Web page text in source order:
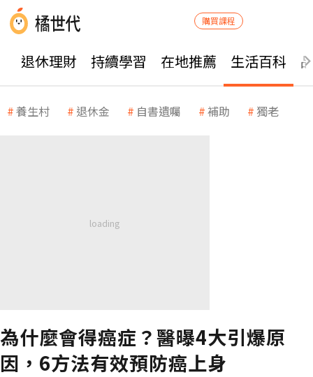
購買課程
退休理財 持續學習 在地推薦 生活百科
養生村 退休金 自書遺囑 補助 獨老
為什麼會得癌症？醫曝4大引爆原
因，6方法有效預防癌上身